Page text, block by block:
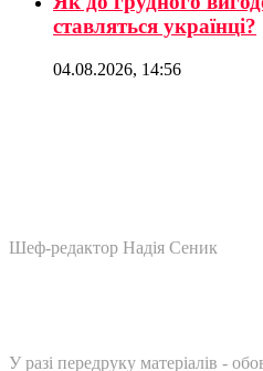
ставляться українці?
04.08.2026, 14:56
Шеф-редактор Надія Сеник
У разі передруку матеріалів -